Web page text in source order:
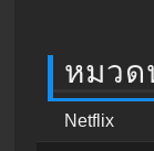
หมวด
Netflix